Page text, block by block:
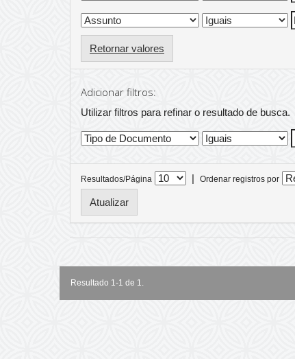
Retornar valores
Adicionar filtros:
Utilizar filtros para refinar o resultado de busca.
Resultados/Página | Ordenar registros por
Resultado 1-1 de 1.